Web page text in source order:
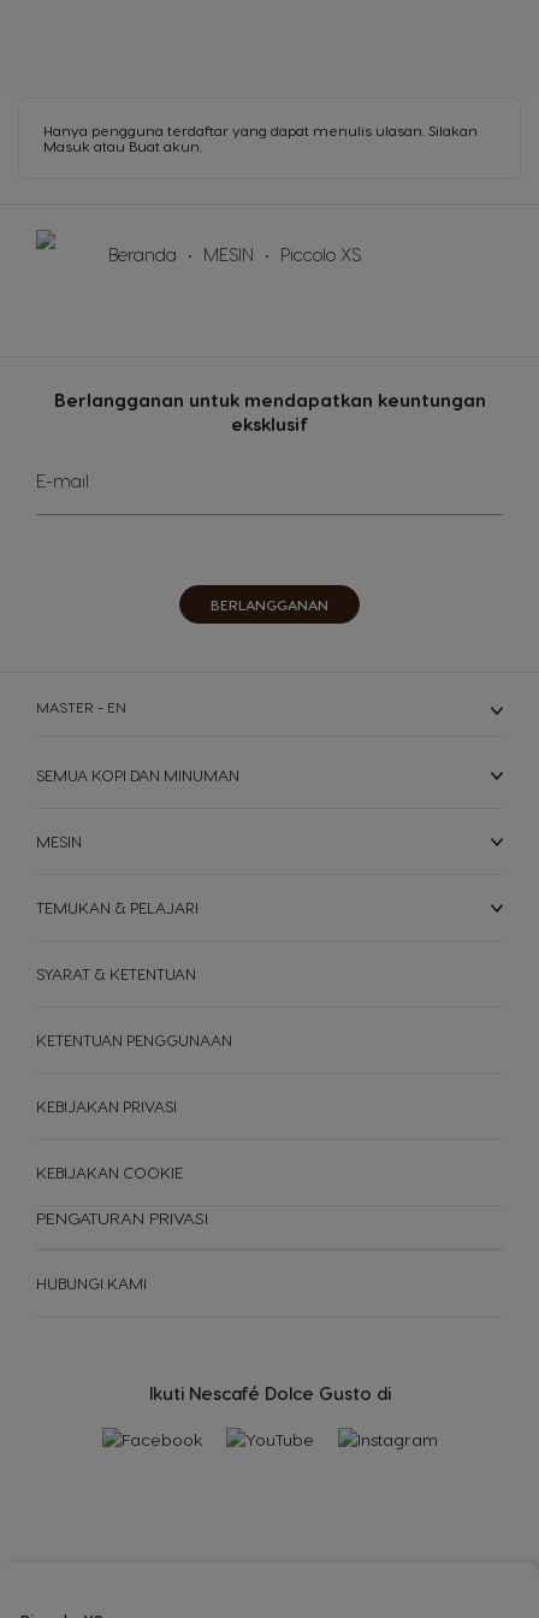
Hanya pengguna terdaftar yang dapat menulis ulasan. Silakan
Masuk atau Buat akun
Beranda MESIN Piccolo XS
Berlangganan untuk mendapatkan keuntungan
eksklusif
Mendaftar
untuk
Newsletter
E-mail
BERLANGGANAN
MASTER - EN
SEMUA KOPI DAN MINUMAN
MESIN
TEMUKAN & PELAJARI
Ikuti Nescafé Dolce Gusto di
HUBUNGI KAMI
SYARAT & KETENTUAN
KETENTUAN PENGGUNAAN
KEBIJAKAN PRIVASI
KEBIJAKAN COOKIE
PENGATURAN PRIVASI